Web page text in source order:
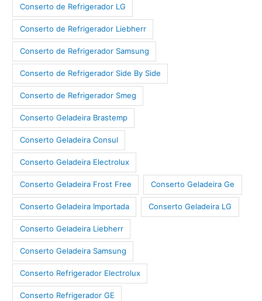
Conserto de Refrigerador LG
Conserto de Refrigerador Liebherr
Conserto de Refrigerador Samsung
Conserto de Refrigerador Side By Side
Conserto de Refrigerador Smeg
Conserto Geladeira Brastemp
Conserto Geladeira Consul
Conserto Geladeira Electrolux
Conserto Geladeira Frost Free Conserto Geladeira Ge
Conserto Geladeira Importada Conserto Geladeira LG
Conserto Geladeira Liebherr
Conserto Geladeira Samsung
Conserto Refrigerador Electrolux
Conserto Refrigerador GE